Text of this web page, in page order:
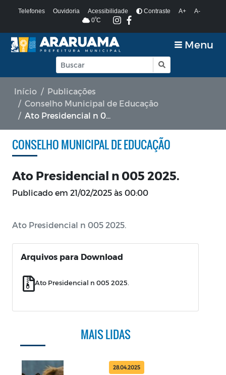
Telefones Ouvidoria Acessibilidade Contraste A+
A-
0ºC
Menu
Início
Publicações
Conselho Municipal de Educação
Ato Presidencial n 005 2025.
CONSELHO MUNICIPAL DE EDUCAÇÃO
Ato Presidencial n 005 2025.
Publicado em 21/02/2025 às 00:00
Ato Presidencial n 005 2025.
Arquivos para Download
Ato Presidencial n 005 2025.
MAIS LIDAS
28.04.2025